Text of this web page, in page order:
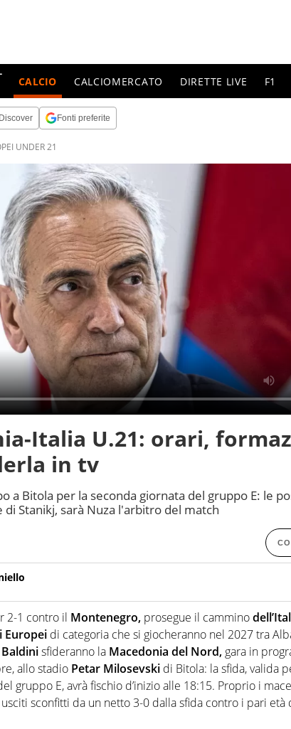
CALCIO CALCIOMERCATO DIRETTE LIVE F1
Fonti preferite
UNDER 21
Italia U.21: orari,
in tv
a Bitola per la seconda giornata del gruppo E: le
di Stanikj, sarà Nuza l'arbitro del match
di tutto lo sport: scrive di calcio giocato ma non
campo, dove spesso si trovano risposte che il
2-1 contro il Montenegro, prosegue il cammino
Europei di categoria che si giocheranno nel 2027 tra
Baldinisfideranno la Macedonia del Nord, gara in
allo stadio Petar Milosevski di Bitola: la sfida, valida
gruppo E, avrà fischio d’inizio alle 18:15. Proprio i
sconfitti da un netto 3-0 dalla sfida contro i pari età